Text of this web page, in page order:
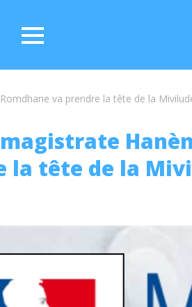
va prendre la tête de la
la tête de la